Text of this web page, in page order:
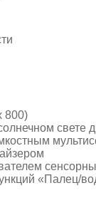
800)
свете
«Палец/